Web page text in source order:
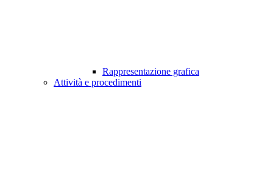
Rappresentazione grafica
Attività e procedimenti